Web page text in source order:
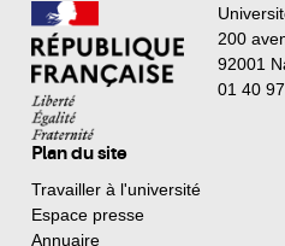
200
92001
01 40
Plan du site
Travailler à l'université
Espace presse
Annuaire